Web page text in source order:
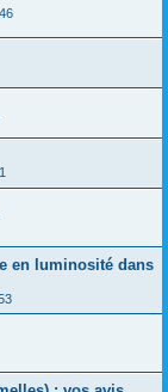
en luminosité dans